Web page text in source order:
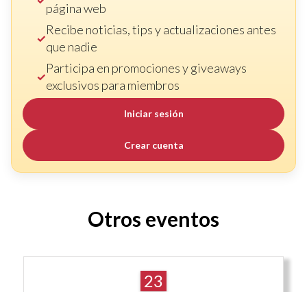
página web
Recibe noticias, tips y actualizaciones antes
que nadie
Participa en promociones y giveaways
exclusivos para miembros
Iniciar sesión
Crear cuenta
Otros eventos
23